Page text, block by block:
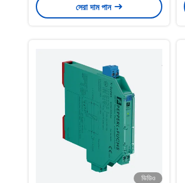
সেরা দাম পান
ভিডিও